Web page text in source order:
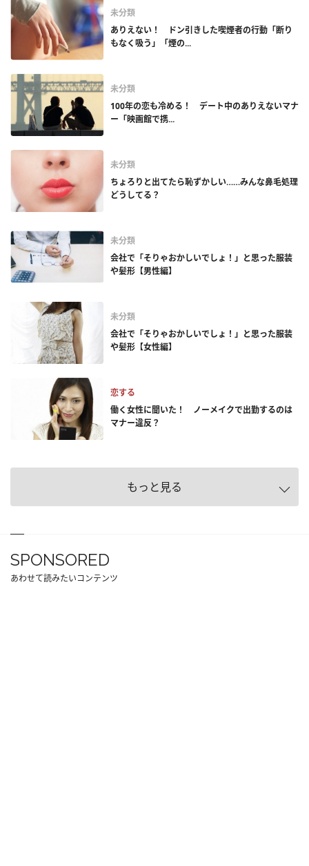
未分類
ありえない！ ドン引きした喫煙者の行動「断り
もなく吸う」「煙の...
未分類
100年の恋も冷める！ デート中のありえないマナ
ー「映画館で携...
未分類
ちょろりと出てたら恥ずかしい……みんな鼻毛処理
どうしてる？
未分類
会社で「そりゃおかしいでしょ！」と思った服装
や髪形【男性編】
未分類
会社で「そりゃおかしいでしょ！」と思った服装
や髪形【女性編】
恋する
働く女性に聞いた！ ノーメイクで出勤するのは
マナー違反？
もっと見る
SPONSORED
あわせて読みたいコンテンツ